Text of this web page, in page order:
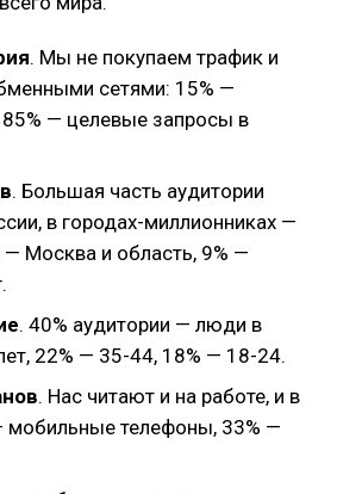
. Мы не покупаем трафик и
сетями: 15% —
— целевые запросы в
. Большая часть аудитории
в городах-миллионниках —
— Москва и область, 9% —
. 40% аудитории — люди в
22% — 35-44, 18% — 18-24.
. Нас читают и на работе, и в
мобильные телефоны, 33% —